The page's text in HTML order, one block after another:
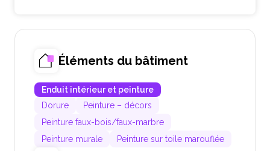
Éléments du bâtiment
Enduit intérieur et peinture
Dorure
Peinture – décors
Peinture faux-bois/faux-marbre
Peinture murale
Peinture sur toile marouflée